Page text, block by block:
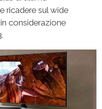
ricadere sul wide
considerazione